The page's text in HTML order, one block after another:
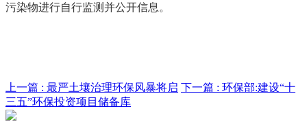
污染物进行自行监测并公开信息。
上一篇 : 最严土壤治理环保风暴将启 下一篇 : 环保部:建设“十
三五”环保投资项目储备库